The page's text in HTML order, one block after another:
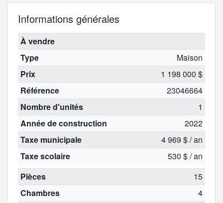
Informations générales
À vendre
Type
Maison
Prix
1 198 000 $
Référence
23046664
Nombre d'unités
1
Année de construction
2022
Taxe municipale
4 969 $ / an
Taxe scolaire
530 $ / an
Pièces
15
Chambres
4